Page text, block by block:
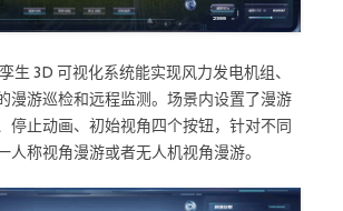
生 3D 可视化系统能实现风力发电机组、
漫游巡检和远程监测。场景内设置了漫游
停止动画、初始视角四个按钮，针对不同
人称视角漫游或者无人机视角漫游。